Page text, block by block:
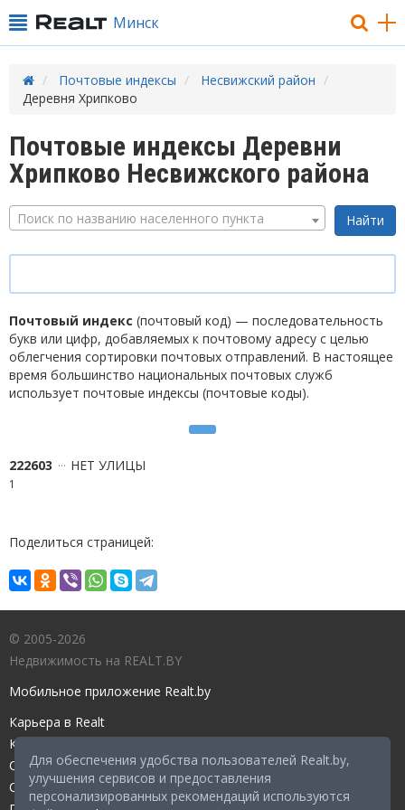
Для обеспечения удобства пользователей Realt.by,
улучшения сервисов и предоставления
персонализированных рекомендаций используются
Минск
Почтовые индексы
Несвижский район
Деревня Хрипково
Почтовые индексы Деревни
Хрипково Несвижского района
Поиск по названию населенного пункта
Почтовый индекс (почтовый код) — последовательность
букв или цифр, добавляемых к почтовому адресу с целью
облегчения сортировки почтовых отправлений. В настоящее
время большинство национальных почтовых служб
использует почтовые индексы (почтовые коды).
222603 НЕТ УЛИЦЫ
1
Поделиться страницей:
© 2005-2026
Недвижимость на REALT.BY
Мобильное приложение Realt.by
Карьера в Realt
Контакты редакции
Справочный центр
Служба поддержки